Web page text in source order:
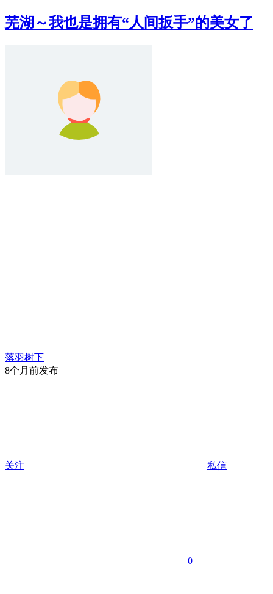
芜湖～我也是拥有“人间扳手”的美女了
落羽树下
8个月前发布
关注 私信
0